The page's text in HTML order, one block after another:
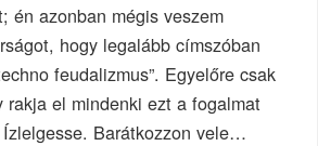
én azonban mégis veszem
hogy legalább címszóban
feudalizmus”. Egyelőre csak
rakja el mindenki ezt a fogalmat
Barátkozzon vele…